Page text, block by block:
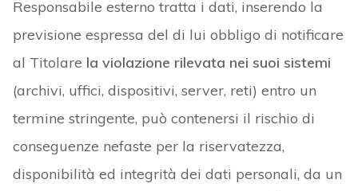
Responsabile esterno tratta i dati, inserendo la
previsione espressa del di lui obbligo di notificare
al Titolare la violazione rilevata nei suoi sistemi
(archivi, uffici, dispositivi, server, reti) entro un
termine stringente, può contenersi il rischio di
conseguenze nefaste per la riservatezza,
disponibilità ed integrità dei dati personali, da un